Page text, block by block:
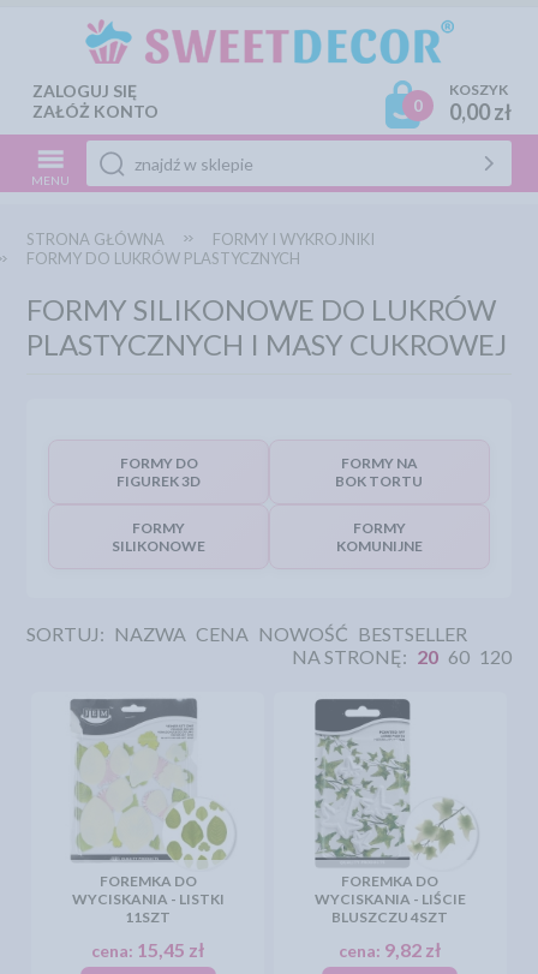
ZALOGUJ SIĘ
ZAŁÓŻ KONTO
0
KOSZYK
0,00 zł
MENU
STRONA GŁÓWNA
FORMY I WYKROJNIKI
FORMY DO LUKRÓW PLASTYCZNYCH
FORMY SILIKONOWE DO LUKRÓW
PLASTYCZNYCH I MASY CUKROWEJ
FORMY DO
FIGUREK 3D
FORMY NA
BOK TORTU
FORMY
SILIKONOWE
FORMY
KOMUNIJNE
SORTUJ: NAZWA CENA NOWOŚĆ BESTSELLER
NA STRONĘ: 20 60 120
FOREMKA DO
WYCISKANIA - LISTKI
11SZT
cena: 15,45 zł
FOREMKA DO
WYCISKANIA - LIŚCIE
BLUSZCZU 4SZT
cena: 9,82 zł